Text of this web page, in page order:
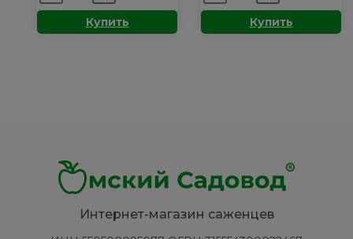
товара
Купить
товара
Облепиха:Купить
Интернет-магазин саженцев